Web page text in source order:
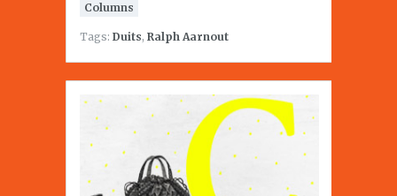
Columns
Tags: Duits, Ralph Aarnout